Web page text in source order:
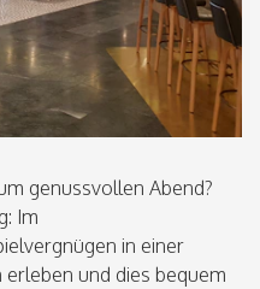
genussvollen Abend?
Im
in einer
und dies bequem